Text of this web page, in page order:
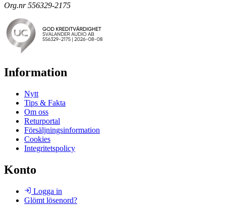
Org.nr 556329-2175
Information
Nytt
Tips & Fakta
Om oss
Returportal
Försäljningsinformation
Cookies
Integritetspolicy
Konto
Logga in
Glömt lösenord?